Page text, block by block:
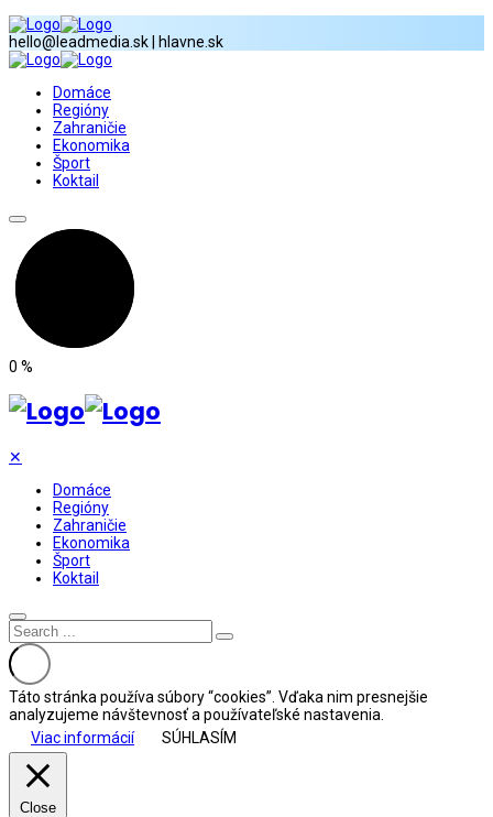
hello@leadmedia.sk | hlavne.sk
Domáce
Regióny
Zahraničie
Ekonomika
Šport
Koktail
0 %
✕
Domáce
Regióny
Zahraničie
Ekonomika
Šport
Koktail
Táto stránka používa súbory “cookies”. Vďaka nim presnejšie
analyzujeme návštevnosť a používateľské nastavenia.
Viac informácií
SÚHLASÍM
Close